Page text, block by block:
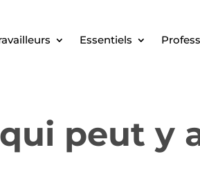
Essentiels
peut y